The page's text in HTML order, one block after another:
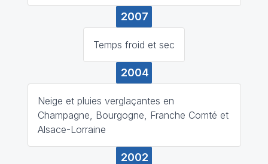
2007
Temps froid et sec
2004
Neige et pluies verglaçantes en
Champagne, Bourgogne, Franche Comté et
Alsace-Lorraine
2002